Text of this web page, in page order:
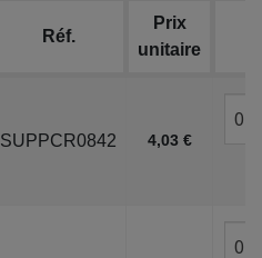
Réf.
Prix
unitaire
SUPPCR0842 4,03 €